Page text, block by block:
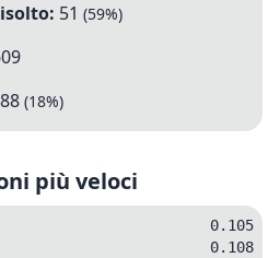
51 (59%)
(18%)
più veloci
0.105
0.108